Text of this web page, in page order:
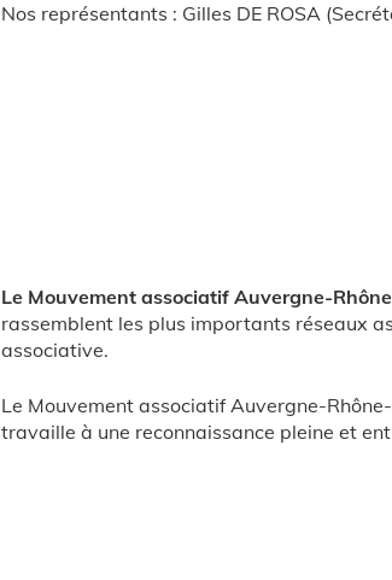
Nos représentants : Gilles DE ROSA
Le Mouvement associatif Auvergne-
rassemblent les plus importants réseaux
associative.
Le Mouvement associatif Auvergne-
travaille à une reconnaissance pleine et